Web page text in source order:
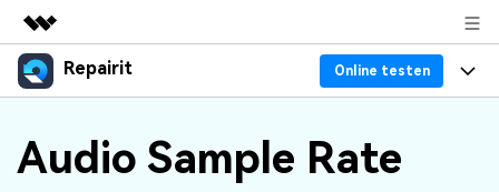
Top-Produkte
Dienstprogramme
Überblick
Repairit Online testen
Desktop
Audio Sample Rate